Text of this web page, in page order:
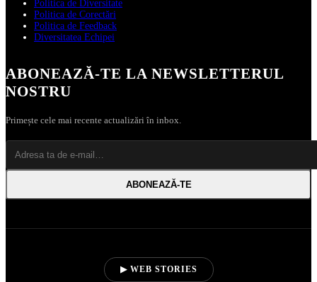
Politica de Diversitate
Politica de Corectări
Politica de Feedback
Diversitatea Echipei
ABONEAZĂ‑TE LA NEWSLETTERUL
NOSTRU
Primește cele mai recente actualizări în inbox.
ABONEAZĂ‑TE
▶ WEB STORIES